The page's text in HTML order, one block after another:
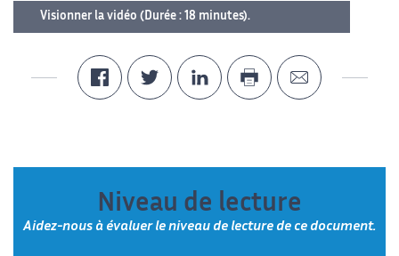
Visionner la vidéo (Durée : 18 minutes).
Niveau de lecture
Aidez-nous à évaluer le niveau de lecture de ce document.